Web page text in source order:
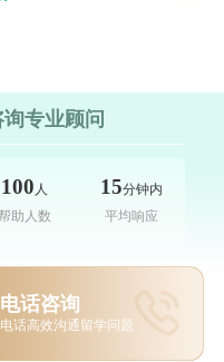
关疑问，欢迎大家 在线咨
是否适合
估 ，以便给您进行准确定
专业顾问
100 人
助人数
15分钟内
平均响应
电话咨询
电话高效沟通留学问题